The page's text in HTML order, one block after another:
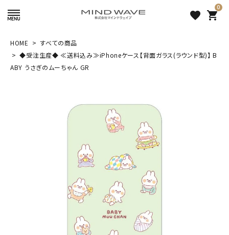
favorite
0
shopping_cart
search
≫iPhoneケース【背面ガラス
(ラウンド型)】 BABY うさぎの
HOME
すべての商品
◆受注生産◆ ≪送料込み≫iPhoneケース【背面ガラス(ラウンド型)】 B
ABY うさぎのムーちゃん GR